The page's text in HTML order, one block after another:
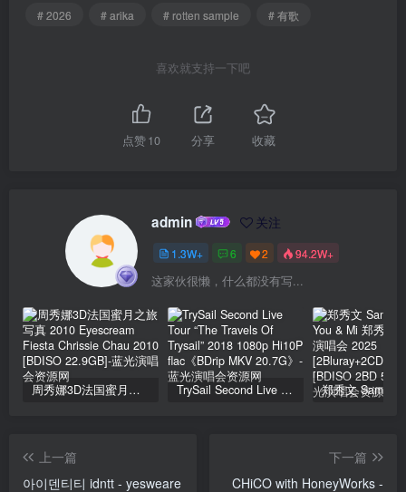
# 2026
# arika # rotten sample # 有歌
喜欢就支持一下吧
点赞10 分享 收藏
admin 关注
1.3W+ 6 2 94.2W+
这家伙很懒，什么都没有写...
周秀娜3D法国蜜月之旅写真 2010 Eyescream Fiesta Chrissie Chau 2010 [BDISO 22.9GB] TrySail Second Live Tour “The Travels Of Trysail” 2018 1080p Hi10P flac《BDrip MKV 20.7G》
上一篇
아이덴티티 idntt - yesweare
下一篇
CHiCO with HoneyWorks -